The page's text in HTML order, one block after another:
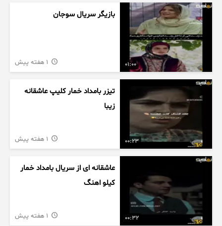
01:00
بازیگر سریال سوجان
00:23
تیزر بامداد خمار کلیپ عاشقانه
زیبا
00:32
عاشقانه ای از سریال بامداد خمار
کیلو اهنگ